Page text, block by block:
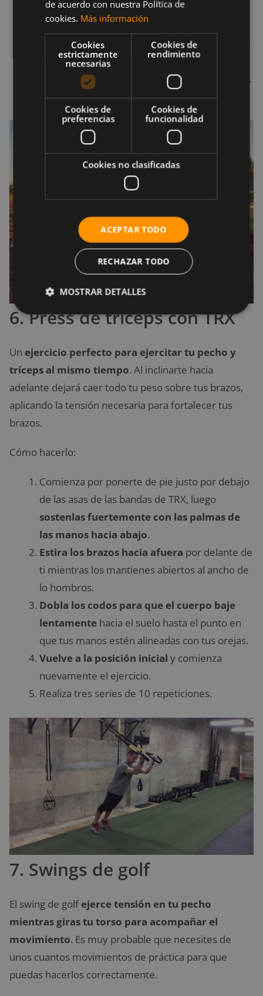
hasta completar una flexión de pecho
tradicional.
Cuando vuelvas a la posición inicial después de
haber realizado la flexión, lleva tus rodillas a la
altura del abdomen. Vuelve a la posición inicial.
Realiza tres series de 10 repeticiones.
6. Press de tríceps con TRX
Un ejercicio perfecto para ejercitar tu pecho y
tríceps al mismo tiempo. Al inclinarte hacia
adelante dejará caer todo tu peso sobre tus brazos,
aplicando la tensión necesaria para fortalecer tus
brazos.
Cómo hacerlo:
Comienza por ponerte de pie justo por debajo
de las asas de las bandas de TRX, luego
sostenlas fuertemente con las palmas de
las manos hacia abajo.
Estira los brazos hacia afuera por delante de
ti mientras los mantienes abiertos al ancho de
lo hombros.
Dobla los codos para que el cuerpo baje
lentamente hacia el suelo hasta el punto en
que tus manos estén alineadas con tus orejas.
Vuelve a la posición inicial y comienza
nuevamente el ejercicio.
Realiza tres series de 10 repeticiones.
7. Swings de golf
El swing de golfejerce tensión en tu pecho
mientras giras tu torso para acompañar el
movimiento. Es muy probable que necesites de
unos cuantos movimientos de práctica para que
puedas hacerlos correctamente.
de acuerdo con nuestra Política de
cookies. Más información
Cookies
estrictamente
necesarias
Cookies de
rendimiento
Cookies de
preferencias
Cookies de
funcionalidad
Cookies no clasificadas
ACEPTAR TODO
RECHAZAR TODO
MOSTRAR DETALLES